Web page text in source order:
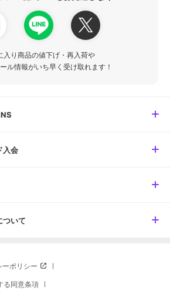
入り商品の値下げ・再入荷や
ル情報がいち早く受け取れます！
入会
ついて
ーポリシー
る同意条項